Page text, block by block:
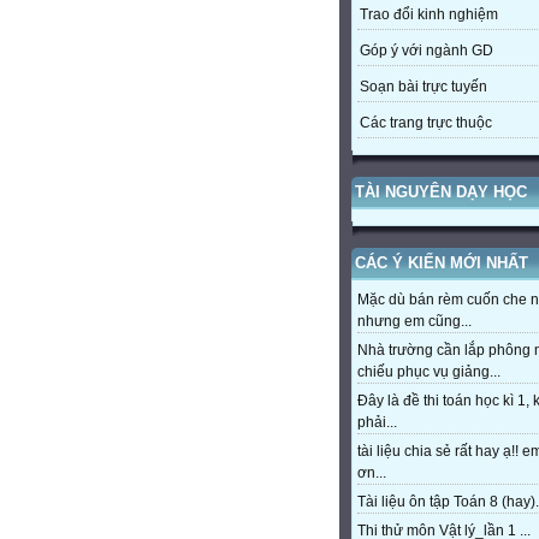
Trao đổi kinh nghiệm
Góp ý với ngành GD
Soạn bài trực tuyến
Các trang trực thuộc
TÀI NGUYÊN DẠY HỌC
CÁC Ý KIẾN MỚI NHẤT
Mặc dù bán rèm cuốn che
nhưng em cũng...
Nhà trường cần lắp phông
chiếu phục vụ giảng...
Đây là đề thi toán học kì 1,
phải...
tài liệu chia sẻ rất hay ạ!!
ơn...
Tài liệu ôn tập Toán 8
Thi thử môn Vật lý_lần 1 ...